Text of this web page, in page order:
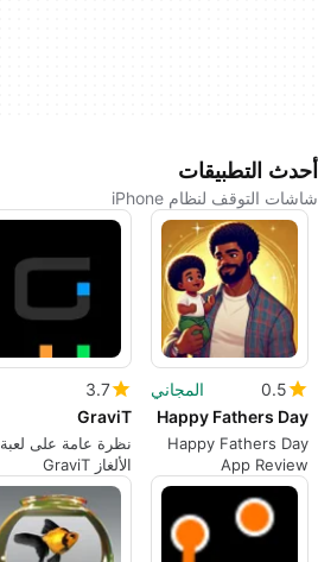
أحدث التطبيقات
شاشات التوقف لنظام iPhone
0.5
المجاني
Happy Fathers Day
Happy Fathers Day
App Review
3.7
GraviT
نظرة عامة على لعبة
الألغاز GraviT